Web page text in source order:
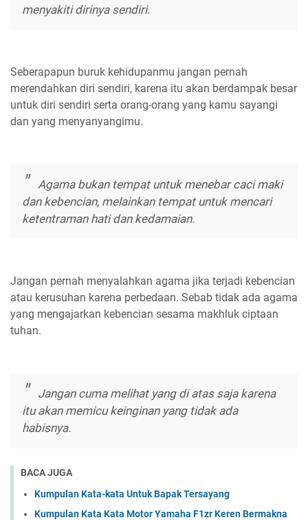
menyakiti dirinya sendiri.
Seberapapun buruk kehidupanmu jangan pernah
merendahkan diri sendiri, karena itu akan berdampak besar
untuk diri sendiri serta orang-orang yang kamu sayangi
dan yang menyanyangimu.
Agama bukan tempat untuk menebar caci maki
dan kebencian, melainkan tempat untuk mencari
ketentraman hati dan kedamaian.
Jangan pernah menyalahkan agama jika terjadi kebencian
atau kerusuhan karena perbedaan. Sebab tidak ada agama
yang mengajarkan kebencian sesama makhluk ciptaan
tuhan.
Jangan cuma melihat yang di atas saja karena
itu akan memicu keinginan yang tidak ada
habisnya.
BACA JUGA
Kumpulan Kata-kata Untuk Bapak Tersayang
Kumpulan Kata Kata Motor Yamaha F1zr Keren Bermakna